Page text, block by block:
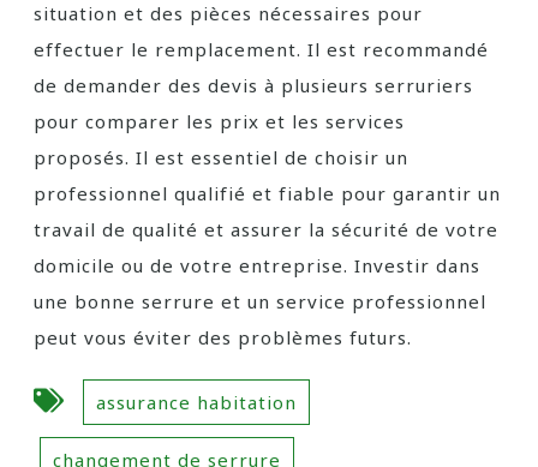
situation et des pièces nécessaires pour
effectuer le remplacement. Il est recommandé
de demander des devis à plusieurs serruriers
pour comparer les prix et les services
proposés. Il est essentiel de choisir un
professionnel qualifié et fiable pour garantir un
travail de qualité et assurer la sécurité de votre
domicile ou de votre entreprise. Investir dans
une bonne serrure et un service professionnel
peut vous éviter des problèmes futurs.
assurance habitation
changement de serrure